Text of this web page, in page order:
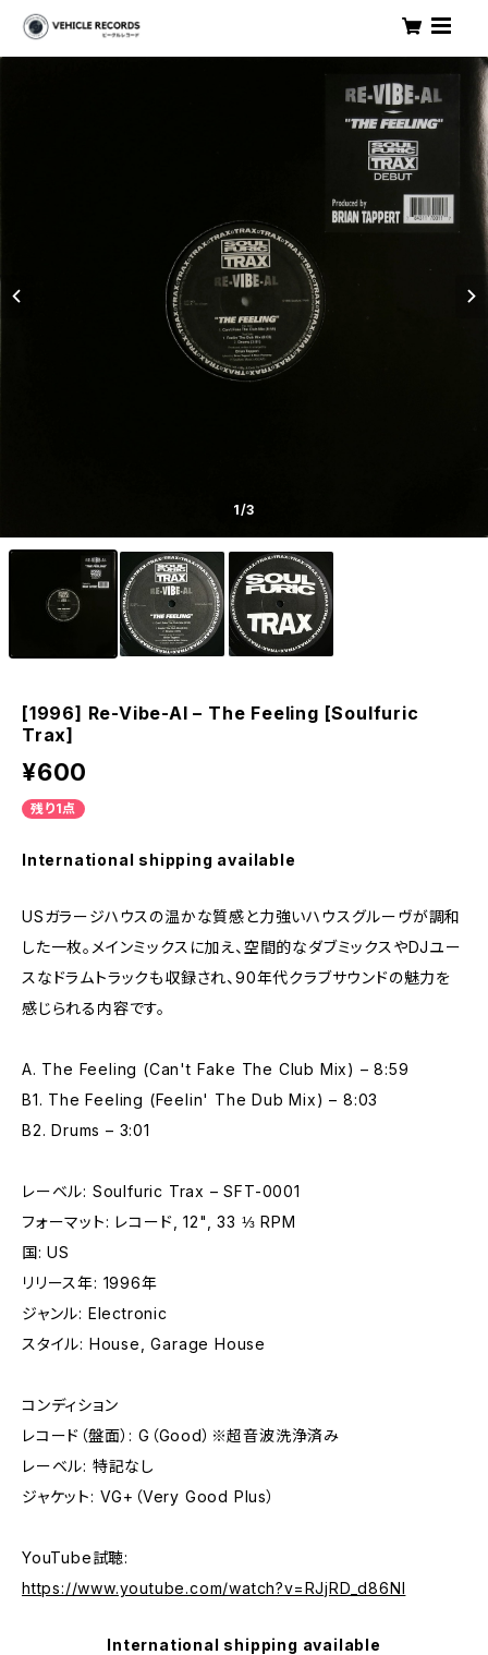
1/3
[1996] Re-Vibe-Al – The Feeling [Soulfuric
Trax]
¥600
残り1点
International shipping available
USガラージハウスの温かな質感と力強いハウスグルーヴが調和
した一枚。メインミックスに加え、空間的なダブミックスやDJユー
スなドラムトラックも収録され、90年代クラブサウンドの魅力を
感じられる内容です。
A. The Feeling (Can't Fake The Club Mix) – 8:59
B1. The Feeling (Feelin' The Dub Mix) – 8:03
B2. Drums – 3:01
レーベル: Soulfuric Trax – SFT-0001
フォーマット: レコード, 12", 33 ⅓ RPM
国: US
リリース年: 1996年
ジャンル: Electronic
スタイル: House, Garage House
コンディション
レコード（盤面）: G（Good）※超音波洗浄済み
レーベル: 特記なし
ジャケット: VG+（Very Good Plus）
YouTube試聴:
https://www.youtube.com/watch?v=RJjRD_d86NI
International shipping available